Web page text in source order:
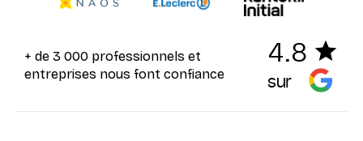
+ de 3 000 professionnels et
entreprises nous font confiance
4.8
sur